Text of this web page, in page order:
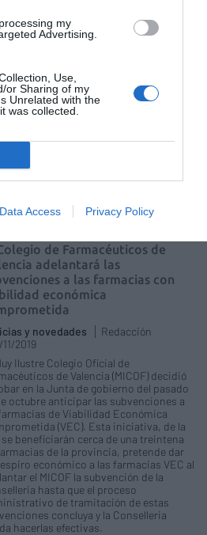
my
Advertising.
Use,
or Sharing of my
Unrelated with the
was collected.
Data Access Privacy Policy
Ilustre Colegio Oficial de
de Valencia (MICOF), con el
comunitaria, ha adquirido
básicos de protección individual
para distribuirlo entre sus colegiados.
sentido se han repartido entre las
el envío con 50.000 mascarillas
adquirido el MICOF para que los
puedan desarrollar su labor
para asegurar la continuidad y
de Farmacéuticos de
adelantará las
a las farmacias con
económica
y novedades
Redacción
2019
Ilustre Colegio Oficial de
de Valencia (MICOF) decidió
en la Junta de gobierno del pasado
octubre anticipar las subvenciones a
de Viabilidad Económica
(VEC). Esta iniciativa, de la
se beneficiarán cerca de una treintena
de la provincia, pretende dar
económico a las farmacias VEC al
el MICOF la subvención de la
hasta que el proceso
de tramitación de estas
concluya y la Conselleria
hacerlas efectivas.